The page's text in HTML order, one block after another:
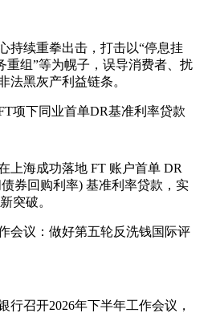
持续重拳出击，打击以“停息挂
重组”等为幌子，误导消费者、扰
法黑灰产利益链条。
项下同业首单DR基准利率贷款
上海成功落地 FT 账户首单 DR
券回购利率) 基准利率贷款，实
突破。
会议：做好第五轮反洗钱国际评
行召开2026年下半年工作会议，